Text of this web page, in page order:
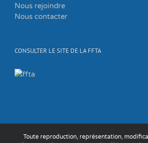
Nous rejoindre
Nous contacter
CONSULTER LE SITE DE LA FFTA
Toute reproduction, représentation,